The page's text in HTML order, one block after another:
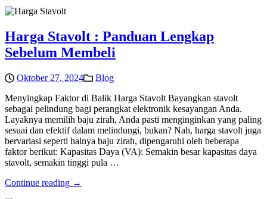
Harga Stavolt : Panduan Lengkap
Sebelum Membeli
Oktober 27, 2024
Blog
Menyingkap Faktor di Balik Harga Stavolt Bayangkan stavolt
sebagai pelindung bagi perangkat elektronik kesayangan Anda.
Layaknya memilih baju zirah, Anda pasti menginginkan yang paling
sesuai dan efektif dalam melindungi, bukan? Nah, harga stavolt juga
bervariasi seperti halnya baju zirah, dipengaruhi oleh beberapa
faktor berikut: Kapasitas Daya (VA): Semakin besar kapasitas daya
stavolt, semakin tinggi pula …
Continue reading →